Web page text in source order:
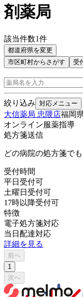
剤薬局
該当件数1件
都道府県を変更
市区町村からさがす
受
絞り込み 対応メニュー
大信薬局 忠隈店福岡
オンライン服薬指導
処方箋送信
どの病院の処方箋で
受付時間
平日受付可
土曜日受付可
17時以降受付可
特徴
電子処方箋対応
当日配達対応
詳細を見る
前へ
1
次へ